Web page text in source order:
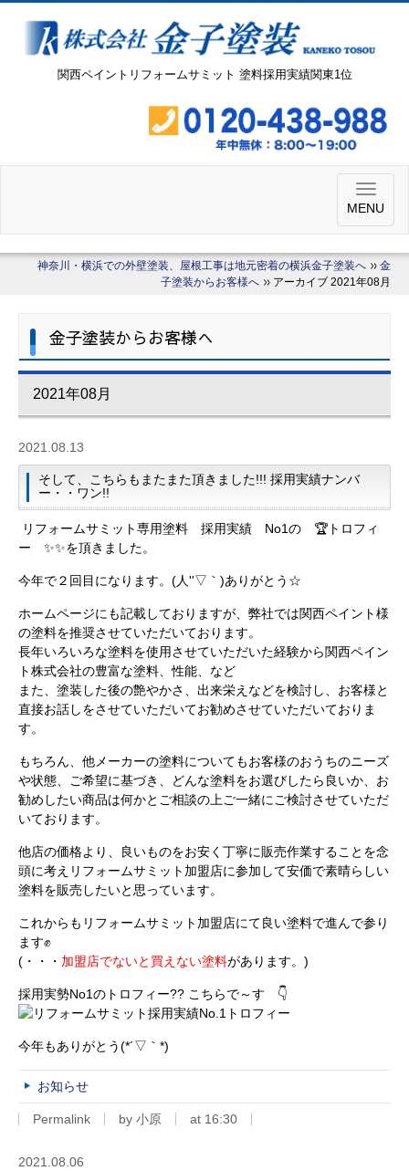
関西ペイントリフォームサミット 塗料採用実績関東1位
MENU
神奈川・横浜での外壁塗装、屋根工事は地元密着の横浜金子塗装へ
金
子塗装からお客様へ
アーカイブ 2021年08月
金子塗装からお客様へ
2021年08月
2021.08.13
そして、こちらもまたまた頂きました!!! 採用実績ナンバ
ー・・ワン!!
リフォームサミット専用塗料 採用実績 No1の 🏆トロフィ
ー ✨✨を頂きました。
今年で２回目になります。(人''▽｀)ありがとう☆
ホームページにも記載しておりますが、弊社では関西ペイント様
の塗料を推奨させていただいております。
長年いろいろな塗料を使用させていただいた経験から関西ペイン
ト株式会社の豊富な塗料、性能、など
また、塗装した後の艶やかさ、出来栄えなどを検討し、お客様と
直接お話しをさせていただいてお勧めさせていただいておりま
す。
もちろん、他メーカーの塗料についてもお客様のおうちのニーズ
や状態、ご希望に基づき、どんな塗料をお選びしたら良いか、お
勧めしたい商品は何かとご相談の上ご一緒にご検討させていただ
いております。
他店の価格より、良いものをお安く丁寧に販売作業することを念
頭に考えリフォームサミット加盟店に参加して安価で素晴らしい
塗料を販売したいと思っています。
これからもリフォームサミット加盟店にて良い塗料で進んで参り
ます✊
(・・・ 加盟店でないと買えない塗料があります。)
採用実勢No1のトロフィー?? こちらで～す 👇
今年もありがとう(*´▽｀*)
お知らせ
Permalink by 小原 at 16:30
2021.08.06